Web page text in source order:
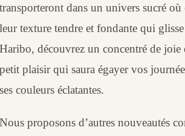
transporteront dans un univers sucré
leur texture tendre et fondante qui
Haribo, découvrez un concentré de
petit plaisir qui saura égayer vos
ses couleurs éclatantes.
Nous proposons d’autres nouveautés